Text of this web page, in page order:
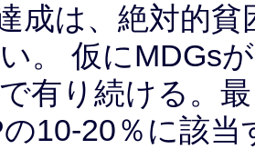
成は、絶対的
。 仮にMDGs
有り続ける。
の10-20％に該